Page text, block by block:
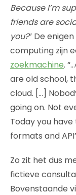
Because I’m
friends are
you?” De
computing zijn
zoekmachine.
are old school,
cloud. […]
going on. Not
Today you
formats and
Zo zit het dus
fictieve
Bovenstaande